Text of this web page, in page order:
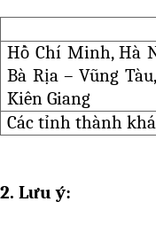
Hồ Chí Minh, Hà
Bà Rịa – Vũng
Kiên Giang
Các tỉnh thành
2. Lưu ý: